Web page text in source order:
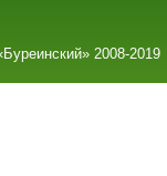
2008-2019